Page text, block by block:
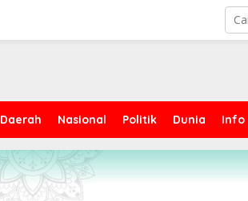
Daerah Nasional Politik Dunia Info